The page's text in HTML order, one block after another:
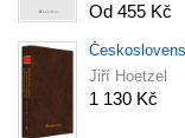
Od 455 Kč
Jiří Hoetzel
1 130 Kč